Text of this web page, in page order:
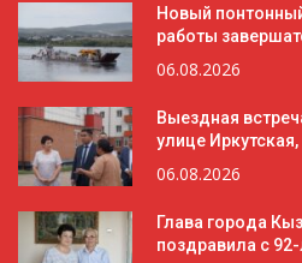
Новый
работы
06.08.2026
Выездная
улице
06.08.2026
Глава города
поздравила с